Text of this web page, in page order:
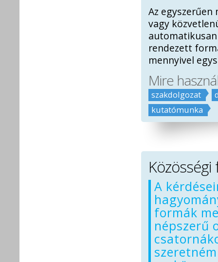
Az
vagy
rendezett
mennyivel
Mire
szakdolgozat
kutatómunka
A
formák
népszerű